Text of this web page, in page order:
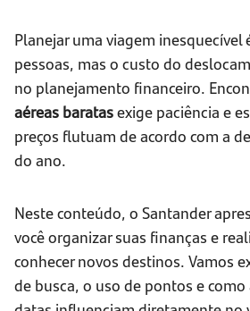
Planejar uma viagem inesquecível
pessoas, mas o custo do
no planejamento financeiro.
aéreas baratasexige paciência e
preços flutuam de acordo com a
do ano.
Neste conteúdo, o Santander
você organizar suas finanças e
conhecer novos destinos. Vamos
de busca, o uso de pontos e como